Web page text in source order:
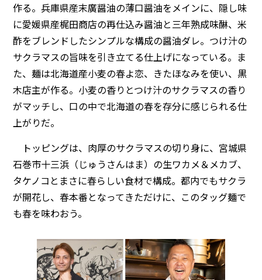
作る。兵庫県産末廣醤油の薄口醤油をメインに、隠し味
に愛媛県産梶田商店の再仕込み醤油と三年熟成味醂、米
酢をブレンドしたシンプルな構成の醤油ダレ。つけ汁の
サクラマスの旨味を引き立てる仕上げになっている。ま
た、麺は北海道産小麦の春よ恋、きたほなみを使い、黒
木店主が作る。小麦の香りとつけ汁のサクラマスの香り
がマッチし、口の中で北海道の春を存分に感じられる仕
上がりだ。
トッピングは、肉厚のサクラマスの切り身に、宮城県
石巻市十三浜（じゅうさんはま）の生ワカメ＆メカブ、
タケノコとまさに春らしい食材で構成。都内でもサクラ
が開花し、春本番となってきただけに、このタッグ麺で
も春を味わおう。